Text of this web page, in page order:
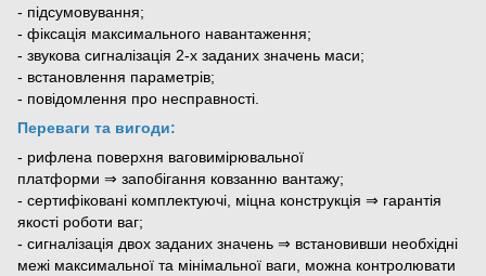
- підсумовування;
- фіксація максимального навантаження;
- звукова сигналізація 2-х заданих значень маси;
- встановлення параметрів;
- повідомлення про несправності.
Переваги та вигоди:
- рифлена поверхня ваговимірювальної
платформи ⇒ запобігання ковзанню вантажу;
- сертифіковані комплектуючі, міцна конструкція ⇒ гарантія
якості роботи ваг;
- сигналізація двох заданих значень ⇒ встановивши необхідні
межі максимальної та мінімальної ваги, можна контролювати